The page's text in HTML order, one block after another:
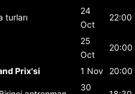
turları
24
Oct
22:00
25
Oct
20:00
Prix'si 1 Nov 20:00
30